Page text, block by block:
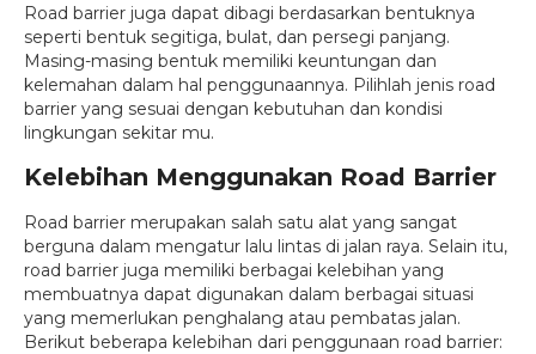
Road barrier juga dapat dibagi berdasarkan bentuknya
seperti bentuk segitiga, bulat, dan persegi panjang.
Masing-masing bentuk memiliki keuntungan dan
kelemahan dalam hal penggunaannya. Pilihlah jenis road
barrier yang sesuai dengan kebutuhan dan kondisi
lingkungan sekitar mu.
Kelebihan Menggunakan Road Barrier
Road barrier merupakan salah satu alat yang sangat
berguna dalam mengatur lalu lintas di jalan raya. Selain itu,
road barrier juga memiliki berbagai kelebihan yang
membuatnya dapat digunakan dalam berbagai situasi
yang memerlukan penghalang atau pembatas jalan.
Berikut beberapa kelebihan dari penggunaan road barrier: